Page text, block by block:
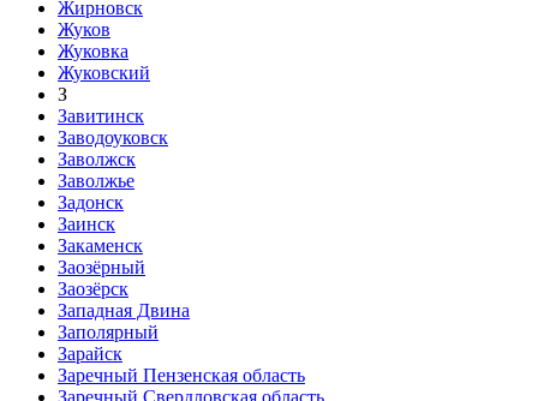
Жирновск
Жуков
Жуковка
Жуковский
З
Завитинск
Заводоуковск
Заволжск
Заволжье
Задонск
Заинск
Закаменск
Заозёрный
Заозёрск
Западная Двина
Заполярный
Зарайск
Заречный Пензенская область
Заречный Свердловская область